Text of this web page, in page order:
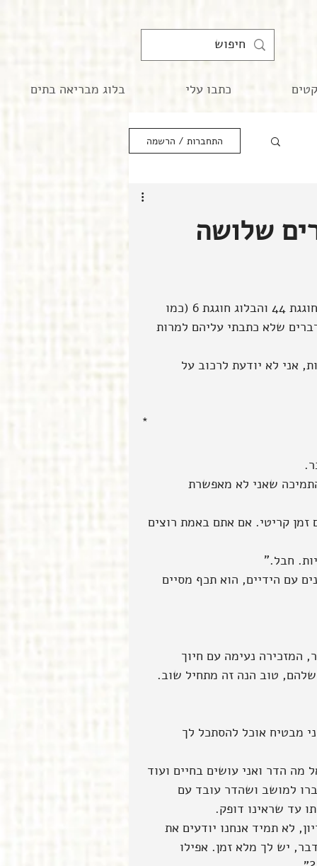
כתבו עלי בלוג מבריאה בתים
התחברות / הרשמה
שלושה
שוב הגיע נובמבר ואיתו יום ההולדת הכפול שלי ושל הבלוג, אני חוגגת 44 והבלוג חוגגת 6 (כמו
שלא כתבתי עליהם למרות
אני לא יודעת לרכוב על
*
שאני לא מאפשרת
זמן קריטי. אם אתם באמת רוצים
חבל."
עם הידיים, הוא תכף מסיים
המזכירה נעימה עם חיוך
טוב הנה זה מתחיל שוב.
מבטיח אוכל להסתכל לך
מה הדר ואני עושים בחיים ועוד
למושב ושהדר עובד עם
עד שראינו דופק.
לא תמיד אנחנו יודעים את
יש לך מלא זמן. אפילו